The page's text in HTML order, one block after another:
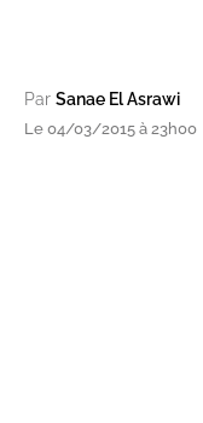
Par Sanae El Asrawi
Le 04/03/2015 à 23h00